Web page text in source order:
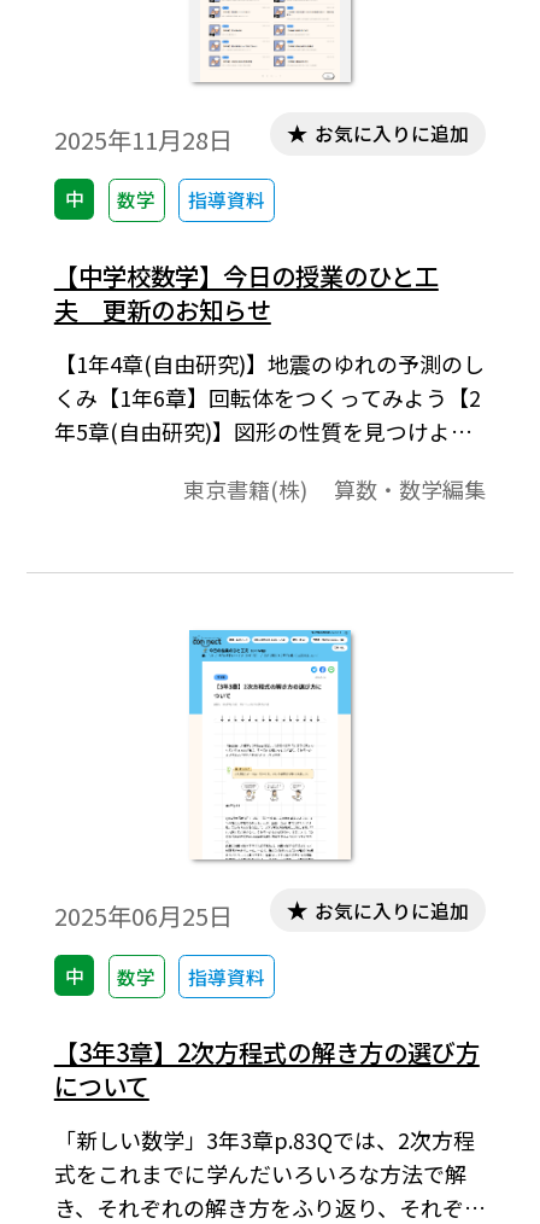
2025年11月28日
中 数学 指導資料
お気に入りに追加
【中学校数学】今日の授業のひと工
夫 更新のお知らせ
【1年4章(自由研究)】地震のゆれの予測のし
くみ【1年6章】回転体をつくってみよう【2
年5章(自由研究)】図形の性質を見つけよう
章】四角形DEAFがどのような四角形になる
めの条件を使って、図形の性質を証明して
章・3年5章(自由研究)】黄金比【3年4章(自
由研究)】瞬間の速さ【3年6章】星形の角の
和【3年6章】新しい視点で円を見直そう【3
を考えてみよう【3年7章】はしごはどこま
で届くかな?【3年7章】ピタゴラス数を見つ
けてみよう【3年7章】三平方の定理
東京書籍(株) 算数・数学編集
2025年06月25日
中 数学 指導資料
お気に入りに追加
【3年3章】2次方程式の解き方の選び方
について
「新しい数学」3年3章p.83Qでは、2次方程
式をこれまでに学んだいろいろな方法で解
き、それぞれの解き方をふり返り、それぞれ